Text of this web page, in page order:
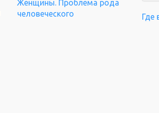
Женщины. Проблема рода
человеческого
Где